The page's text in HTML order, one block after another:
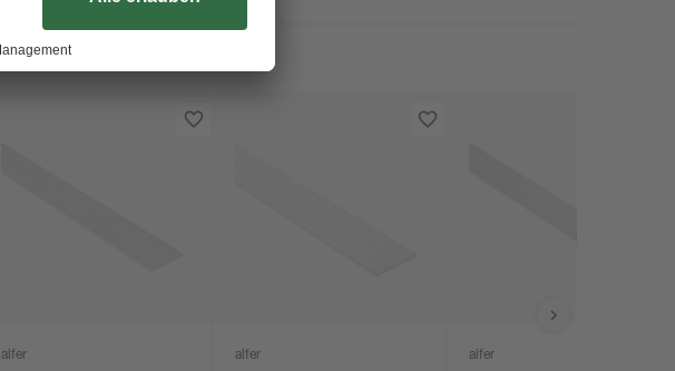
alfer alfer alfer